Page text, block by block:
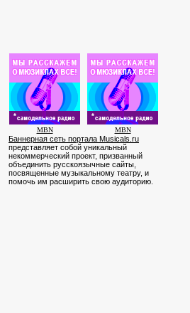
MBN MBN
Баннерная сеть портала Musicals.ru
представляет собой уникальный
некоммерческий проект, призванный
объединить русскоязычные сайты,
посвященные музыкальному театру, и
помочь им расширить свою аудиторию.